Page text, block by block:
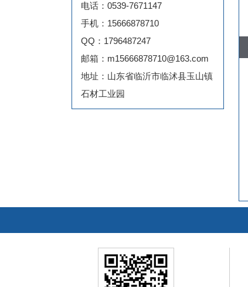
电话：0539-7671147
手机：15666878710
QQ：1796487247
邮箱：m15666878710@163.com
地址：山东省临沂市临沭县玉山镇
石材工业园